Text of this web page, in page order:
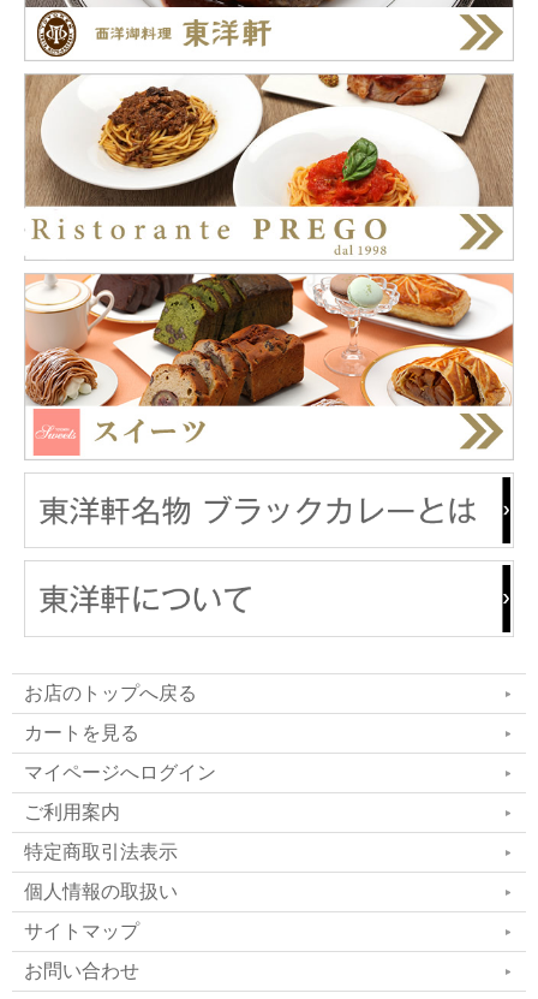
お店のトップへ戻る
カートを見る
マイページへログイン
ご利用案内
特定商取引法表示
個人情報の取扱い
サイトマップ
お問い合わせ